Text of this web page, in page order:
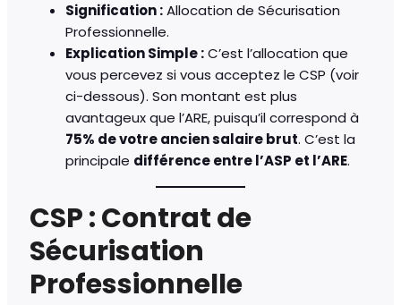
Signification :Allocation de Sécurisation
Professionnelle.
Explication Simple :C’est l’allocation que
vous percevez si vous acceptez le CSP (voir
ci-dessous). Son montant est plus
avantageux que l’ARE, puisqu’il correspond à
75% de votre ancien salaire brut. C’est la
principale différence entre l’ASP et l’ARE.
CSP : Contrat de
Sécurisation
Professionnelle